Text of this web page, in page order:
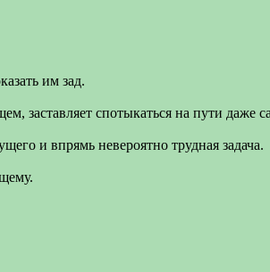
им зад.
заставляет спотыкаться на пути даже
и впрямь невероятно трудная задача.